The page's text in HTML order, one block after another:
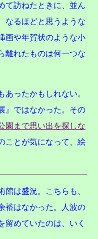
て訪ねたときに、並ん
なるほどと思うような
画や年賀状のような小
離れたものは何一つな
ったかもしれない。
』ではなかった。その
園まで思い出を探しな
ことが気になって、絵
は盛況。こちらも、
裕はなかった。人波の
留めていたのは、いく